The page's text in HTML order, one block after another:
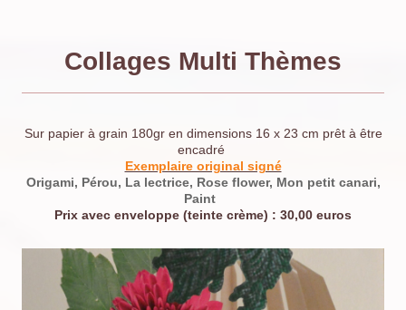
Collages Multi Thèmes
Sur papier à grain 180gr en dimensions 16 x 23 cm prêt à être
encadré
Exemplaire original signé
Origami, Pérou, La lectrice, Rose flower, Mon petit canari,
Paint
Prix avec enveloppe (teinte crème) : 30,00 euros